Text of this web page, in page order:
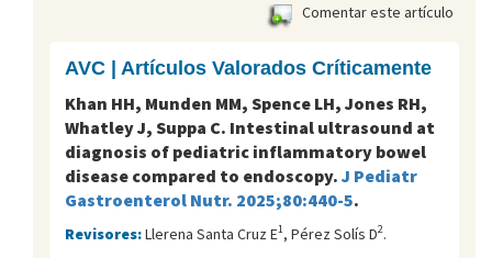
Comentar este artículo
AVC | Artículos Valorados Críticamente
Khan HH, Munden MM, Spence LH, Jones RH,
Whatley J, Suppa C. Intestinal ultrasound at
diagnosis of pediatric inflammatory bowel
disease compared to endoscopy. J Pediatr
Gastroenterol Nutr. 2025;80:440-5.
Revisores:Llerena Santa Cruz E1, Pérez Solís D2.